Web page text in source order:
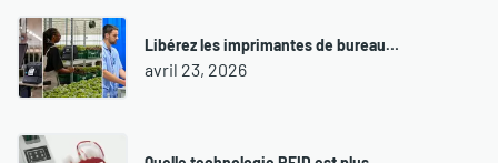
Libérez les imprimantes de bureau…
avril 23, 2026